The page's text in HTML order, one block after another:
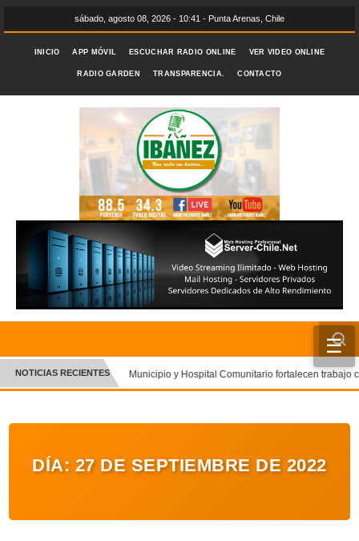
sábado, agosto 08, 2026 - 10:41 - Punta Arenas, Chile
INICIO APP MÓVIL ESCUCHAR RADIO ONLINE VER VIDEO ONLINE
RADIO GARDEN TRANSPARENCIA. CONTACTO
☰
INICIO
CRÓNICA
ENTRETENIMIENTO Y CULTURA
NOTICIAS RECIENTES Municipio y Hospital Comunitario fortalecen trabajo
DÍA: 27 DE SEPTIEMBRE DE 2022